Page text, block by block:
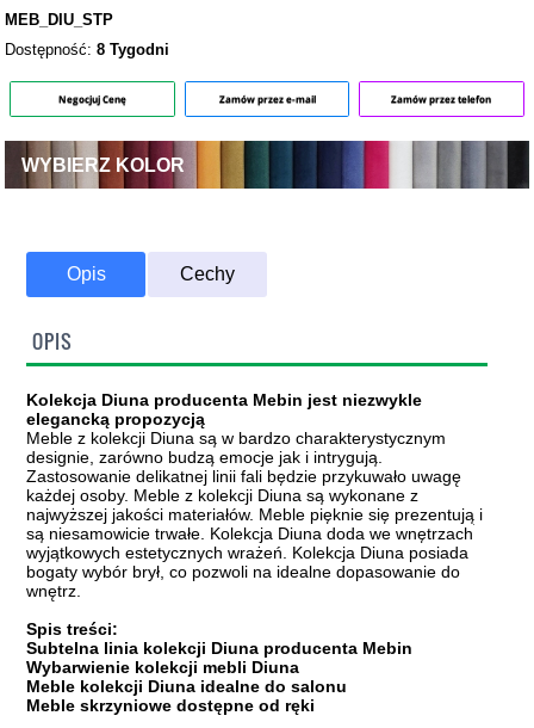
MEB_DIU_STP
Dostępność:8 Tygodni
Negocjuj Cenę Zamów przez e-mail Zamów przez telefon
WYBIERZ KOLOR
Opis Cechy
OPIS
Kolekcja Diuna producenta Mebin jest niezwykle
elegancką propozycją
Meble z kolekcji Diuna są w bardzo charakterystycznym
designie, zarówno budzą emocje jak i intrygują.
Zastosowanie delikatnej linii fali będzie przykuwało uwagę
każdej osoby. Meble z kolekcji Diuna są wykonane z
najwyższej jakości materiałów. Meble pięknie się prezentują i
są niesamowicie trwałe. Kolekcja Diuna doda we wnętrzach
wyjątkowych estetycznych wrażeń. Kolekcja Diuna posiada
bogaty wybór brył, co pozwoli na idealne dopasowanie do
wnętrz.
Spis treści:
Subtelna linia kolekcji Diuna producenta Mebin
Wybarwienie kolekcji mebli Diuna
Meble kolekcji Diuna idealne do salonu
Meble skrzyniowe dostępne od ręki